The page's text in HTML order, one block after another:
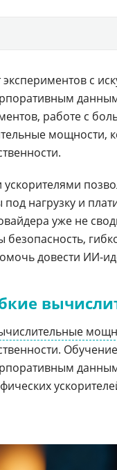
с
работе с
мощности,
нагрузку и
уже не
довести ИИ-